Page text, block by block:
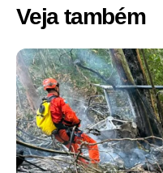
Veja também